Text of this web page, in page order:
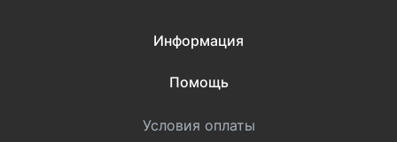
Информация
Помощь
Условия оплаты